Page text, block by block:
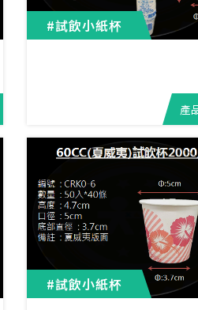
#試飲小紙杯
產
#試飲小紙杯